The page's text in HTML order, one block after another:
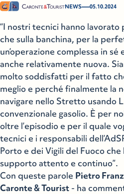
NEWS—05.10.2024
“I nostri tecnici hanno lavorato
che sulla banchina, per la
un’operazione complessa in
anche relativamente nuova.
molto soddisfatti per il fatto
meglio e perché finalmente la
navigare nello Stretto usando
convenzionale gasolio. È per
oltre l’episodio e per il quale
tecnici e i responsabili
Porto e dei Vigili del Fuoco
supporto attento e continuo”.
Con queste parole Pietro
Caronte & Tourist - ha